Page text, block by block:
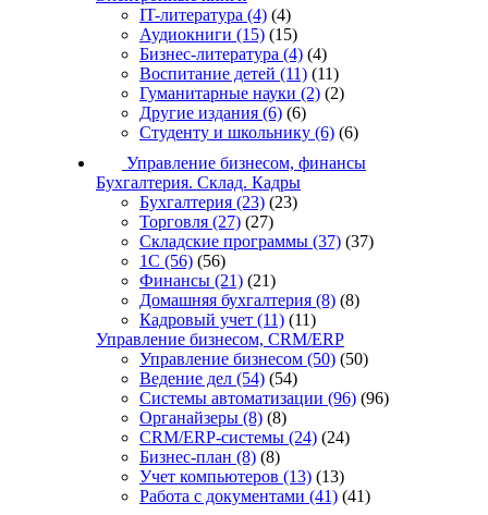
IT-литература (4) (4)
Аудиокниги (15) (15)
Бизнес-литература (4) (4)
Воспитание детей (11) (11)
Гуманитарные науки (2) (2)
Другие издания (6) (6)
Студенту и школьнику (6) (6)
Управление бизнесом, финансы
Бухгалтерия. Склад. Кадры
Бухгалтерия (23) (23)
Торговля (27) (27)
Складские программы (37) (37)
1С (56) (56)
Финансы (21) (21)
Домашняя бухгалтерия (8) (8)
Кадровый учет (11) (11)
Управление бизнесом, CRM/ERP
Управление бизнесом (50) (50)
Ведение дел (54) (54)
Системы автоматизации (96) (96)
Органайзеры (8) (8)
CRM/ERP-системы (24) (24)
Бизнес-план (8) (8)
Учет компьютеров (13) (13)
Работа с документами (41) (41)